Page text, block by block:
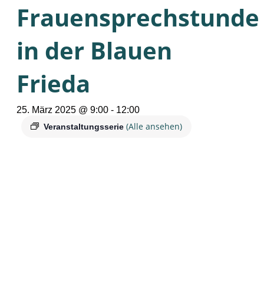
Frauensprechstunde
in der Blauen
Frieda
25. März 2025 @ 9:00 - 12:00
Veranstaltungsserie (Alle ansehen)